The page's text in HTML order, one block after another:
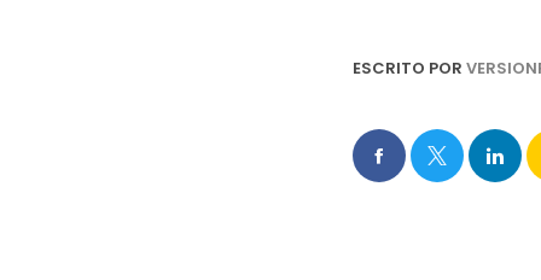
ESCRITO POR